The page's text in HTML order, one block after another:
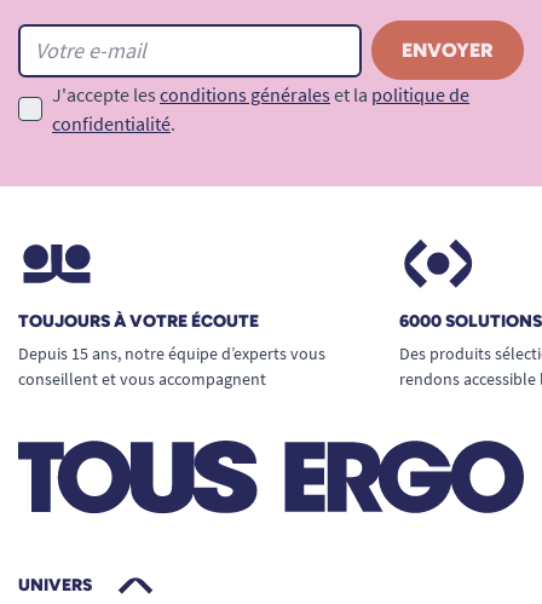
J'accepte les conditions générales et la politique de
confidentialité.
TOUJOURS À VOTRE ÉCOUTE
Depuis 15 ans, notre équipe d’experts vous
conseillent et vous accompagnent
6000
Des produits
rendons
UNIVERS